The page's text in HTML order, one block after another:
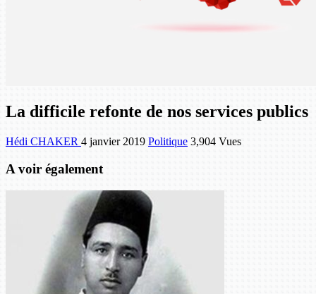
La difficile refonte de nos services publics
Hédi CHAKER 4 janvier 2019 Politique 3,904 Vues
A voir également